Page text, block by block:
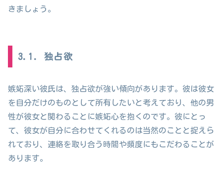
きましょう。
3.1. 独占欲
嫉妬深い彼氏は、独占欲が強い傾向があります。彼は彼女
を自分だけのものとして所有したいと考えており、他の男
性が彼女と関わることに嫉妬心を抱くのです。彼にとっ
て、彼女が自分に合わせてくれるのは当然のことと捉えら
れており、連絡を取り合う時間や頻度にもこだわることが
あります。